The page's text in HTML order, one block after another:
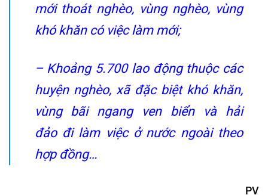
mới thoát nghèo, vùng nghèo, vùng
khó khăn có việc làm mới;
– Khoảng 5.700 lao động thuộc các
huyện nghèo, xã đặc biệt khó khăn,
vùng bãi ngang ven biển và hải
đảo đi làm việc ở nước ngoài theo
hợp đồng…
PV